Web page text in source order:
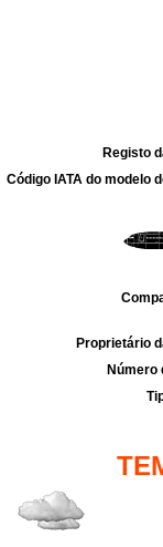
Registo
Código IATA do modelo
Proprietário
Número